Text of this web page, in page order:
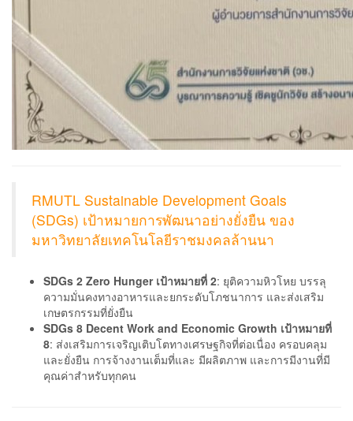
RMUTL Sustainable Development Goals
(SDGs) เป้าหมายการพัฒนาอย่างยั่งยืน ของ
มหาวิทยาลัยเทคโนโลยีราชมงคลล้านนา
SDGs 2 Zero Hunger เป้าหมายที่ 2: ยุติความหิวโหย บรรลุ
ความมั่นคงทางอาหารและยกระดับโภชนาการ และส่งเสริม
เกษตรกรรมที่ยั่งยืน
SDGs 8 Decent Work and Economic Growth เป้าหมายที่
8: ส่งเสริมการเจริญเติบโตทางเศรษฐกิจที่ต่อเนื่อง ครอบคลุม
และยั่งยืน การจ้างงานเต็มที่และ มีผลิตภาพ และการมีงานที่มี
คุณค่าสำหรับทุกคน